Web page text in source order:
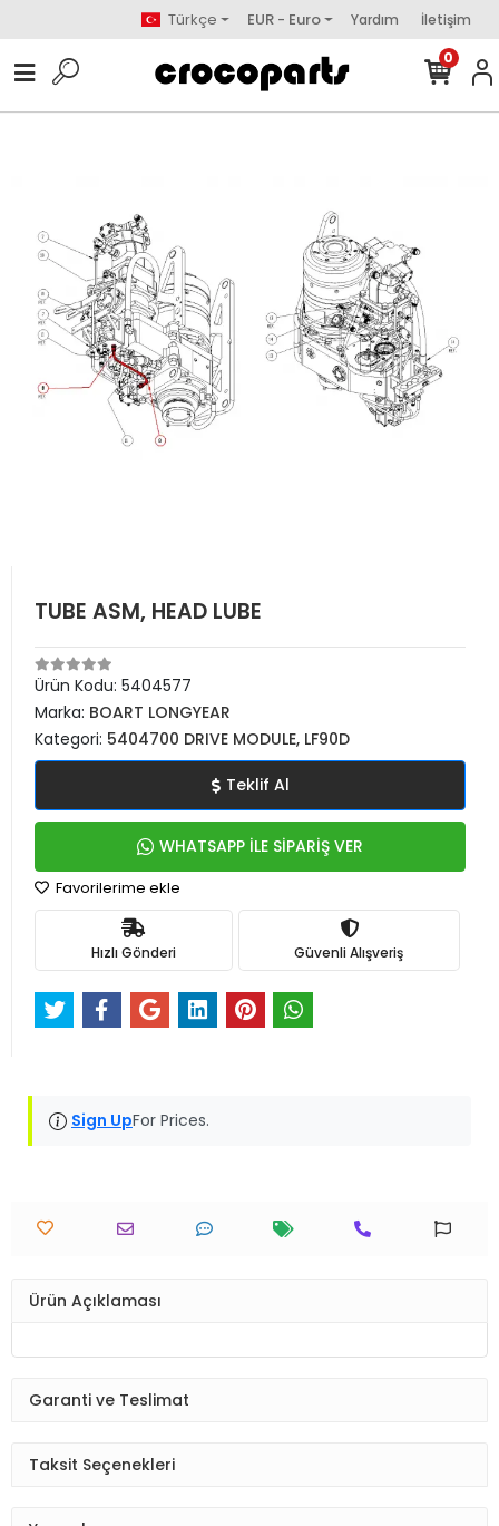
Türkçe EUR - Euro Yardım İletişim
0
TUBE ASM, HEAD LUBE
Ürün Kodu: 5404577
Marka: BOART LONGYEAR
Kategori: 5404700 DRIVE MODULE, LF90D
Teklif Al
WHATSAPP İLE SİPARİŞ VER
Favorilerime ekle
Hızlı Gönderi Güvenli Alışveriş
Sign UpFor Prices.
Ürün Açıklaması
Garanti ve Teslimat
Taksit Seçenekleri